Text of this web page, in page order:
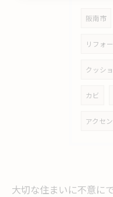
阪南市
リフォ
クッシ
カビ
アクセ
大切な住まいに不意に
お問